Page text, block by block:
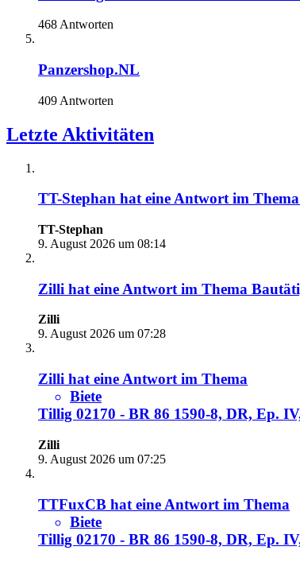
468 Antworten
Panzershop.NL
409 Antworten
Letzte Aktivitäten
TT-Stephan hat eine Antwort im Thema
TT-Stephan
9. August 2026 um 08:14
Zilli hat eine Antwort im Thema
Zilli
9. August 2026 um 07:28
Zilli hat eine Antwort im Thema
Biete
Tillig 02170 - BR 86 1590-8, DR, Ep.
Zilli
9. August 2026 um 07:25
TTFuxCB hat eine Antwort im Thema
Biete
Tillig 02170 - BR 86 1590-8, DR, Ep.